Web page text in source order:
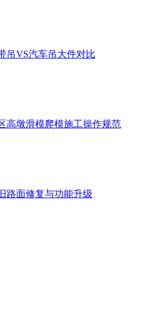
吊VS汽车吊大件对比
高墩滑模爬模施工操作规范
路面修复与功能升级